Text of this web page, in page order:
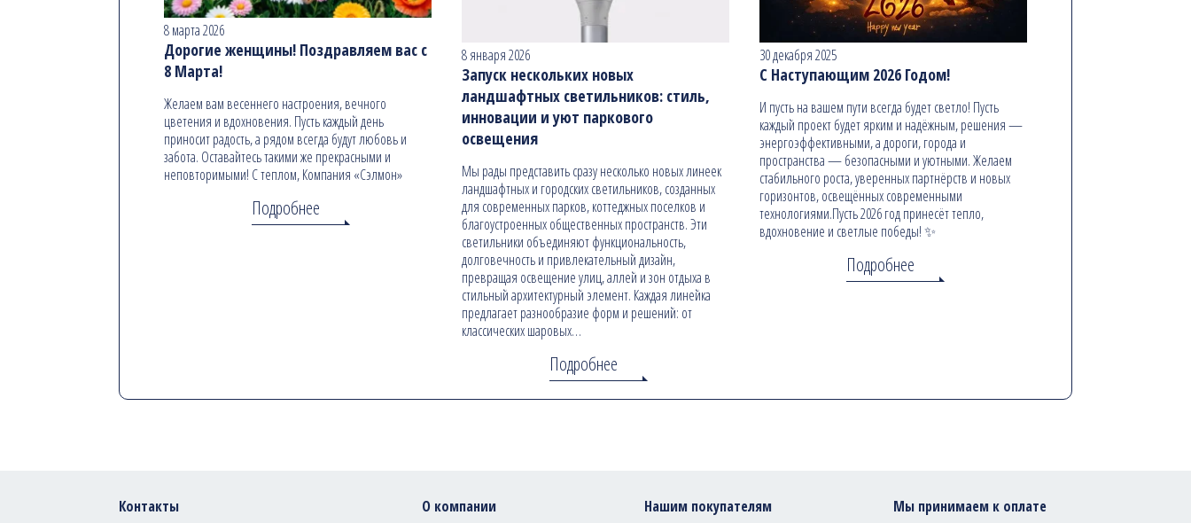
8 марта 2026
Дорогие женщины! Поздравляем вас с
8 Марта!
Желаем вам весеннего настроения, вечного
цветения и вдохновения. Пусть каждый день
приносит радость, а рядом всегда будут любовь и
забота. Оставайтесь такими же прекрасными и
неповторимыми! С теплом, Компания «Сэлмон»
Подробнее
8 января 2026
Запуск нескольких новых
ландшафтных светильников: стиль,
инновации и уют паркового
освещения
Мы рады представить сразу несколько новых линеек
ландшафтных и городских светильников, созданных
для современных парков, коттеджных поселков и
благоустроенных общественных пространств. Эти
светильники объединяют функциональность,
долговечность и привлекательный дизайн,
превращая освещение улиц, аллей и зон отдыха в
стильный архитектурный элемент. Каждая линейка
предлагает разнообразие форм и решений: от
классических шаровых…
Подробнее
30 декабря 2025
С Наступающим 2026 Годом!
И пусть на вашем пути всегда будет светло! Пусть
каждый проект будет ярким и надёжным, решения —
энергоэффективными, а дороги, города и
пространства — безопасными и уютными. Желаем
стабильного роста, уверенных партнёрств и новых
горизонтов, освещённых современными
технологиями.Пусть 2026 год принесёт тепло,
вдохновение и светлые победы! ✨
Подробнее
Контакты О компании Нашим покупателям Мы принимаем к оплате